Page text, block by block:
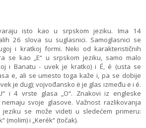
isto kao u srpskom jeziku. Ima 14
26 slova su suglasnici. Samoglasnici se
i kratkoj formi. Neki od karakterističnih
se kao „E“ u srpskom jeziku, samo malo
i Banatu - uvek je kratko) i É, é (usta se
e, ali se umesto toga kaže i, pa se dobije
je dug); vojvođansko ë je glas između e i é.
i 4 vrste glasa „O“. Znakovi iz engleske
svoje glasove. Važnost razlikovanja
jeziku se može videti u sledećem primeru:
(molim) i „Kerék“ (točak).